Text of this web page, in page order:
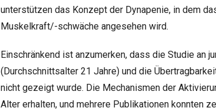
unterstützen das Konzept der Dynapenie, in dem
Muskelkraft/-schwäche angesehen wird.
Einschränkend ist anzumerken, dass die Studie an
(Durchschnittsalter 21 Jahre) und die
nicht gezeigt wurde. Die Mechanismen der
Alter erhalten, und mehrere Publikationen konnten